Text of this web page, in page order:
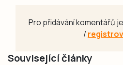
Pro přidávání komentářů
/
Související články